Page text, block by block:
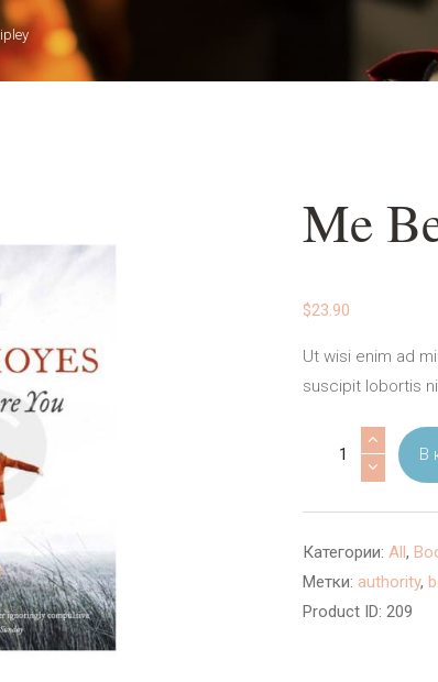
Me
$23.90
Ut wisi enim ad
suscipit lobortis
Количество
You
В
Категории: All,
Метки: authority,
Product ID: 209